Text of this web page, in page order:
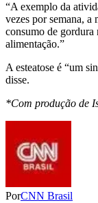
“A exemplo da
vezes por semana, a
consumo de gordura
alimentação.”
A esteatose é “um
disse.
*Com produção de
PorCNN Brasil